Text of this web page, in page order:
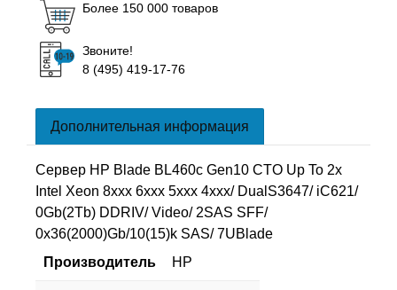
Более 150 000 товаров
Звоните!
8 (495) 419-17-76
Дополнительная информация
Сервер HP Blade BL460c Gen10 CTO Up To 2x
Intel Xeon 8xxx 6xxx 5xxx 4xxx/ DualS3647/ iC621/
0Gb(2Tb) DDRIV/ Video/ 2SAS SFF/
0x36(2000)Gb/10(15)k SAS/ 7UBlade
Производитель
HP